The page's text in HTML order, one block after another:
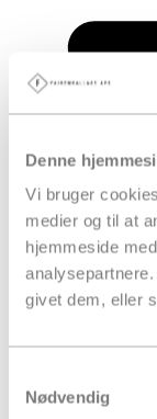
Denne
Vi bruger
medier og til at
hjemmeside
givet dem, eller
Nødvendig